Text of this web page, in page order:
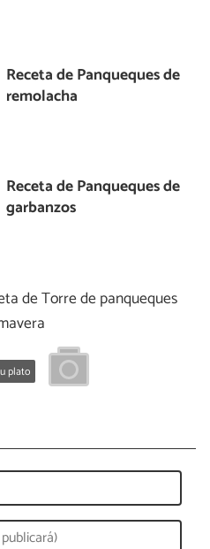
Receta de Panqueques de
remolacha
Receta de Panqueques de
garbanzos
de Torre de panqueques
plato